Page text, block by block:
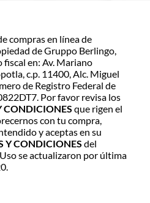
compras en línea de
de Gruppo Berlingo,
fiscal en: Av. Mariano
c.p. 11400, Alc. Miguel
de Registro Federal de
Por favor revisa los
CONDICIONES que rigen el
con tu compra,
y aceptas en su
Y CONDICIONES del
se actualizaron por última